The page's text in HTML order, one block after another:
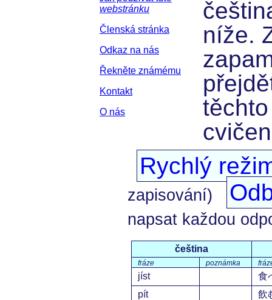
webstránku
Členská stránka
Odkaz na nás
Řekněte známému
Kontakt
O nás
níže.
Rychlý
zapisování)
napsat každou
čeština
fráze poznámka
jíst
食
pít
飲